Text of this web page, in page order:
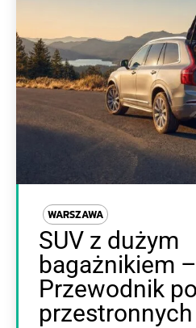
WARSZAWA
SUV z dużym
bagażnikiem –
Przewodnik po